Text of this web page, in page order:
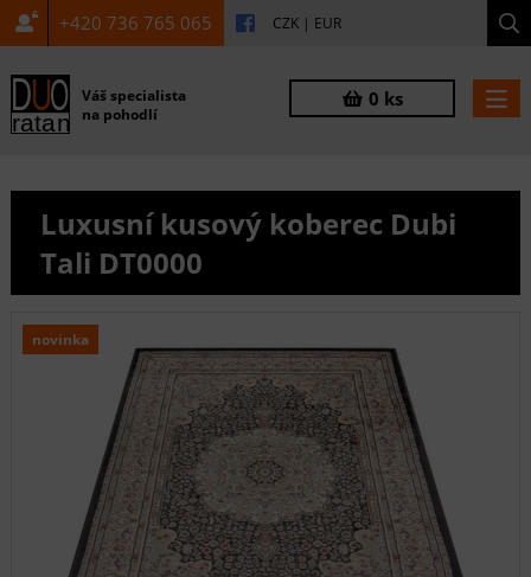
+420 736 765 065 CZK | EUR
Váš specialista
na pohodlí
0 ks
Luxusní kusový koberec Dubi
Tali DT0000
novinka